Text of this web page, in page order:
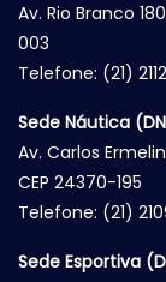
Av. Rio Branco
003
Telefone: (21)
Sede Náutica
Av. Carlos
CEP 24370-195
Telefone: (21)
Sede Esportiva